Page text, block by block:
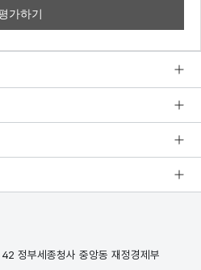
정부세종청사 중앙동 재정경제부